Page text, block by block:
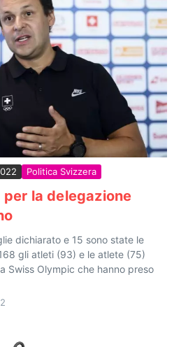
Politica Svizzera
la delegazione
dichiarato e 15 sono state le
gli atleti (93) e le atlete (75)
Swiss Olympic che hanno preso